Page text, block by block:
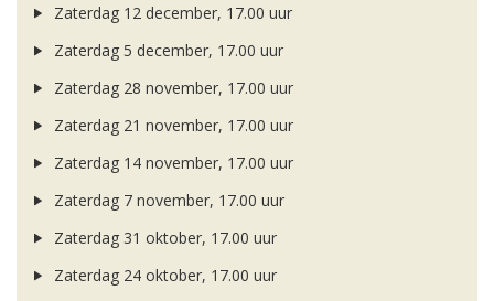
Zaterdag 12 december, 17.00 uur
Zaterdag 5 december, 17.00 uur
Zaterdag 28 november, 17.00 uur
Zaterdag 21 november, 17.00 uur
Zaterdag 14 november, 17.00 uur
Zaterdag 7 november, 17.00 uur
Zaterdag 31 oktober, 17.00 uur
Zaterdag 24 oktober, 17.00 uur